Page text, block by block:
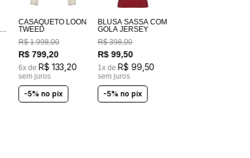
CASAQUETO LOON
TWEED
R$ 1.998,00
R$ 799,20
6x de R$ 133 20
sem juros
-5% no pix
BLUSA SASSÁ COM
GOLA JERSEY
R$ 398,00
R$ 99,50
1x de R$ 99, 50
sem juros
-5% no pix